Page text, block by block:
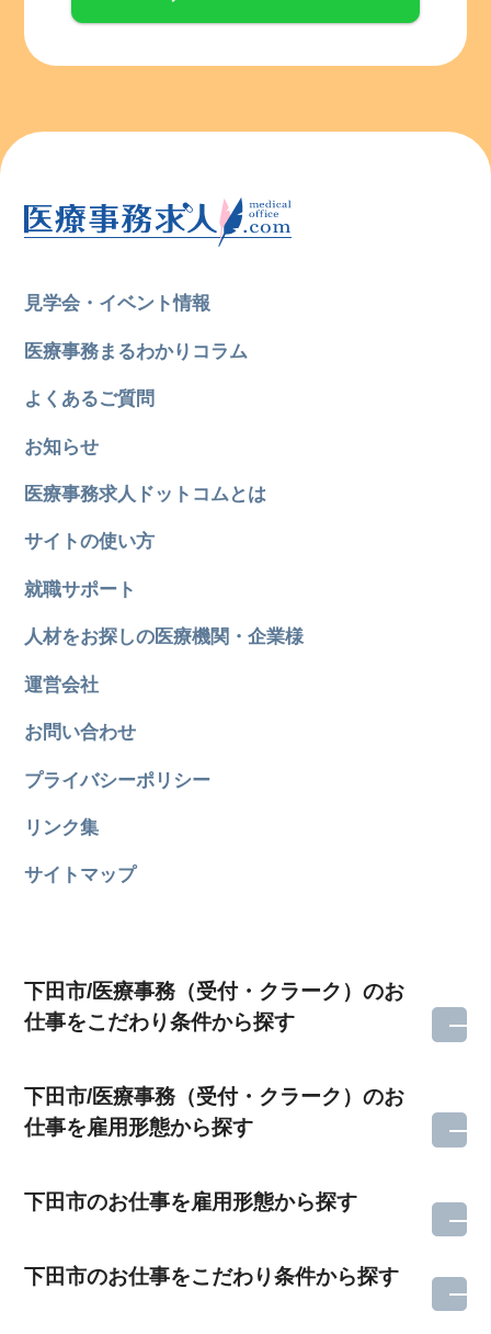
見学会・イベント情報
医療事務まるわかりコラム
よくあるご質問
お知らせ
医療事務求人ドットコムとは
サイトの使い方
就職サポート
人材をお探しの医療機関・企業様
運営会社
お問い合わせ
プライバシーポリシー
リンク集
サイトマップ
下田市/医療事務（受付・クラーク）のお
仕事をこだわり条件から探す
下田市/医療事務（受付・クラーク）のお
仕事を雇用形態から探す
下田市のお仕事を雇用形態から探す
下田市のお仕事をこだわり条件から探す